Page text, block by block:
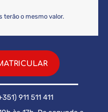
terão o mesmo valor.
911 511 411